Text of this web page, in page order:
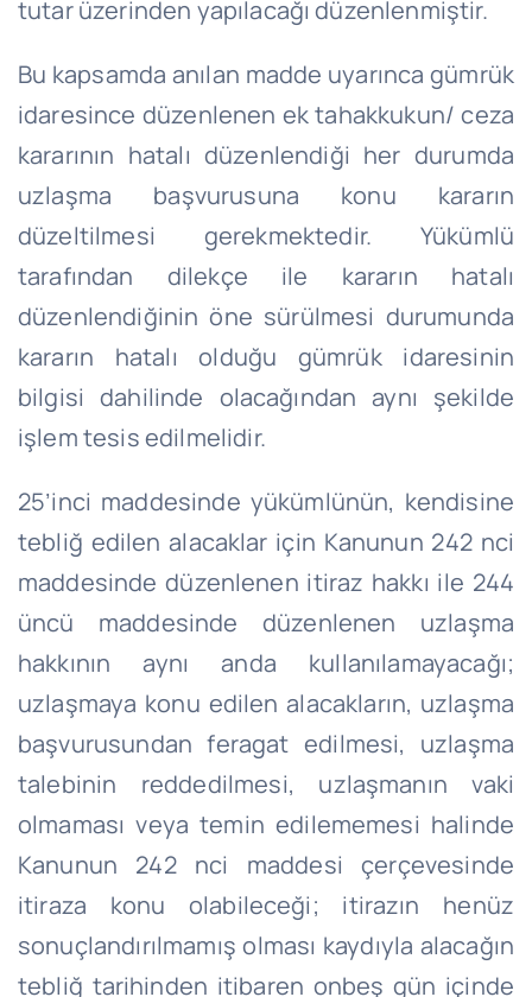
tutar üzerinden yapılacağı düzenlenmiştir.
Bu kapsamda anılan madde uyarınca gümrük
idaresince düzenlenen ek tahakkukun/ ceza
kararının hatalı düzenlendiği her durumda
uzlaşma başvurusuna konu kararın
düzeltilmesi gerekmektedir. Yükümlü
tarafından dilekçe ile kararın hatalı
düzenlendiğinin öne sürülmesi durumunda
kararın hatalı olduğu gümrük idaresinin
bilgisi dahilinde olacağından aynı şekilde
işlem tesis edilmelidir.
25’inci maddesinde yükümlünün, kendisine
tebliğ edilen alacaklar için Kanunun 242 nci
maddesinde düzenlenen itiraz hakkı ile 244
üncü maddesinde düzenlenen uzlaşma
hakkının aynı anda kullanılamayacağı;
uzlaşmaya konu edilen alacakların, uzlaşma
başvurusundan feragat edilmesi, uzlaşma
talebinin reddedilmesi, uzlaşmanın vaki
olmaması veya temin edilememesi halinde
Kanunun 242 nci maddesi çerçevesinde
itiraza konu olabileceği; itirazın henüz
sonuçlandırılmamış olması kaydıyla alacağın
tebliğ tarihinden itibaren onbeş gün içinde